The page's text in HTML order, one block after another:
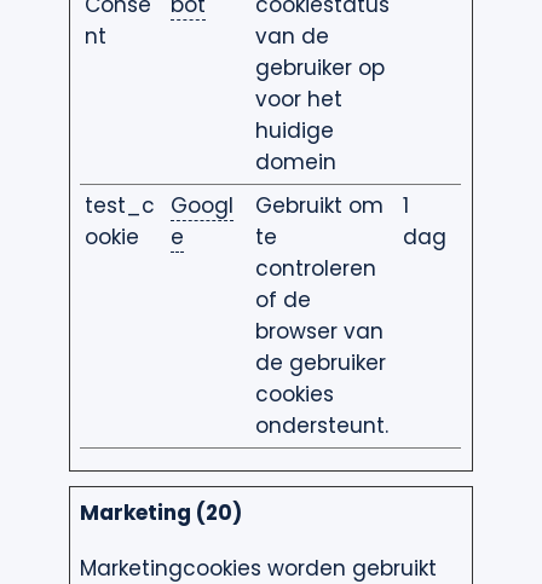
nt
van de
gebruiker op
voor het
huidige
domein
test_c
ookie
Googl
e
Gebruikt om
te
controleren
of de
browser van
de gebruiker
cookies
ondersteunt.
1
dag
Marketing (20)
Marketingcookies worden gebruikt